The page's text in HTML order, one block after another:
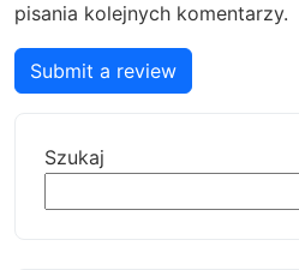
pisania kolejnych komentarzy.
Submit a review
Szukaj